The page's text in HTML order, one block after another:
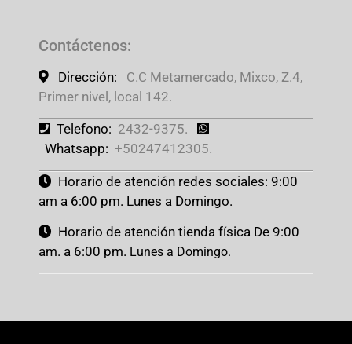
Contáctenos:
Dirección:
C.C Metamercado, Mixco, Z.4,
Primer nivel, local 142.
Telefono: 2432-9375.
Whatsapp: +50247412305.
Horario de atención redes sociales: 9:00
am a 6:00 pm. Lunes a Domingo.
Horario de atención tienda física De 9:00
am. a 6:00 pm. Lunes a Domingo.